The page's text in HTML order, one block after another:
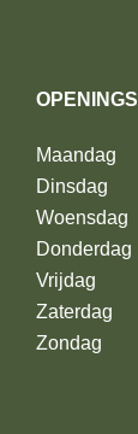
Maandag
Dinsdag
Vrijdag
Zaterdag
Zondag